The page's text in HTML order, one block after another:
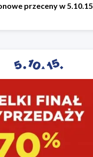
przeceny w 5.10.15